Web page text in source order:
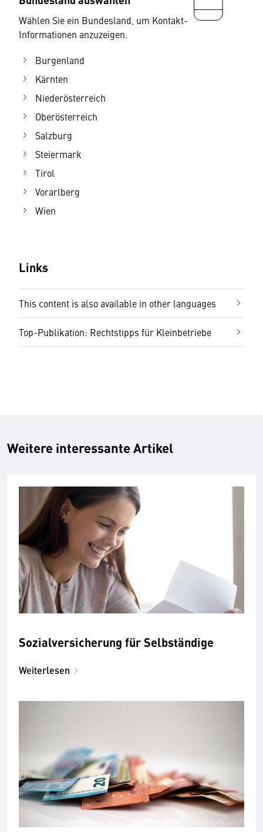
Wählen Sie ein Bundesland, um Kontakt-
Informationen anzuzeigen.
Burgenland
Kärnten
Niederösterreich
Oberösterreich
Salzburg
Steiermark
Tirol
Vorarlberg
Wien
Links
This content is also available in other languages
Top-Publikation: Rechtstipps für Kleinbetriebe
Weitere interessante Artikel
Sozialversicherung für Selbständige
Weiterlesen